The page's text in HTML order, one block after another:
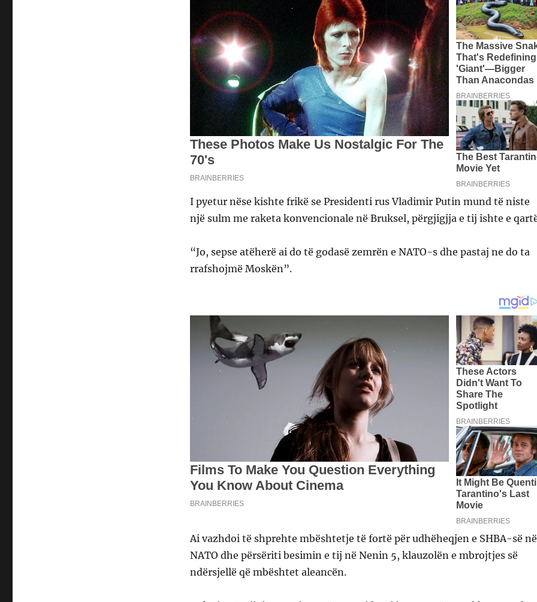
I pyetur nëse kishte frikë se Presidenti rus Vladimir Putin mund të niste
një sulm me raketa konvencionale në Bruksel, përgjigjja e tij ishte e
“Jo, sepse atëherë ai do të godasë zemrën e NATO-s dhe pastaj ne do ta
rrafshojmë Moskën”.
Ai vazhdoi të shprehte mbështetje të fortë për udhëheqjen e SHBA-së në
NATO dhe përsëriti besimin e tij në Nenin 5, klauzolën e mbrojtjes së
ndërsjellë që mbështet aleancën.